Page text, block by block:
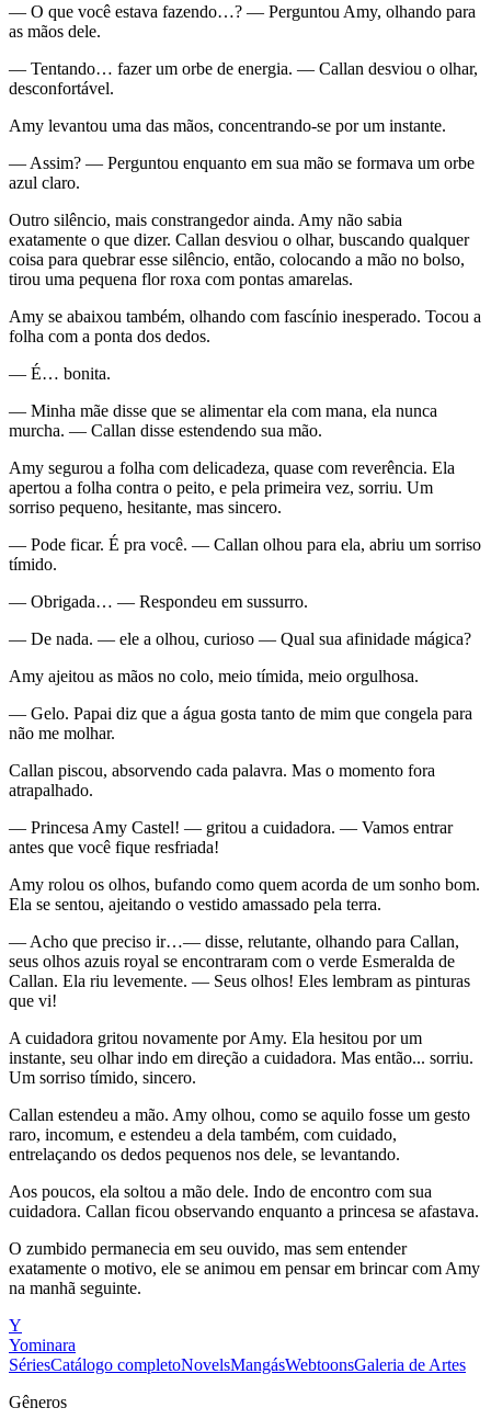
— O que você estava fazendo…? — Perguntou Amy, olhando para
as mãos dele.
— Tentando… fazer um orbe de energia. — Callan desviou o olhar,
desconfortável.
Amy levantou uma das mãos, concentrando-se por um instante.
— Assim? — Perguntou enquanto em sua mão se formava um orbe
azul claro.
Outro silêncio, mais constrangedor ainda. Amy não sabia
exatamente o que dizer. Callan desviou o olhar, buscando qualquer
coisa para quebrar esse silêncio, então, colocando a mão no bolso,
tirou uma pequena flor roxa com pontas amarelas.
Amy se abaixou também, olhando com fascínio inesperado. Tocou a
folha com a ponta dos dedos.
— É… bonita.
— Minha mãe disse que se alimentar ela com mana, ela nunca
murcha. — Callan disse estendendo sua mão.
Amy segurou a folha com delicadeza, quase com reverência. Ela
apertou a folha contra o peito, e pela primeira vez, sorriu. Um
sorriso pequeno, hesitante, mas sincero.
— Pode ficar. É pra você. — Callan olhou para ela, abriu um sorriso
tímido.
— Obrigada… — Respondeu em sussurro.
— De nada. — ele a olhou, curioso — Qual sua afinidade mágica?
Amy ajeitou as mãos no colo, meio tímida, meio orgulhosa.
— Gelo. Papai diz que a água gosta tanto de mim que congela para
não me molhar.
Callan piscou, absorvendo cada palavra. Mas o momento fora
atrapalhado.
— Princesa Amy Castel! — gritou a cuidadora. — Vamos entrar
antes que você fique resfriada!
Amy rolou os olhos, bufando como quem acorda de um sonho bom.
Ela se sentou, ajeitando o vestido amassado pela terra.
— Acho que preciso ir…— disse, relutante, olhando para Callan,
seus olhos azuis royal se encontraram com o verde Esmeralda de
Callan. Ela riu levemente. — Seus olhos! Eles lembram as pinturas
que vi!
A cuidadora gritou novamente por Amy. Ela hesitou por um
instante, seu olhar indo em direção a cuidadora. Mas então... sorriu.
Um sorriso tímido, sincero.
Callan estendeu a mão. Amy olhou, como se aquilo fosse um gesto
raro, incomum, e estendeu a dela também, com cuidado,
entrelaçando os dedos pequenos nos dele, se levantando.
Aos poucos, ela soltou a mão dele. Indo de encontro com sua
cuidadora. Callan ficou observando enquanto a princesa se afastava.
O zumbido permanecia em seu ouvido, mas sem entender
exatamente o motivo, ele se animou em pensar em brincar com Amy
na manhã seguinte.
Y
Yominara
SériesCatálogo completoNovelsMangásWebtoonsGaleria de Artes
Gêneros